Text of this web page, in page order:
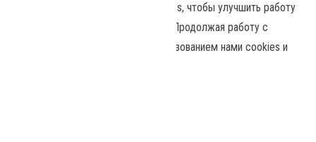
Наш сайт использует файлы cookies, чтобы улучшить работу
и повысить эффективность сайта. Продолжая работу с
сайтом, вы соглашаетесь с использованием нами cookies и